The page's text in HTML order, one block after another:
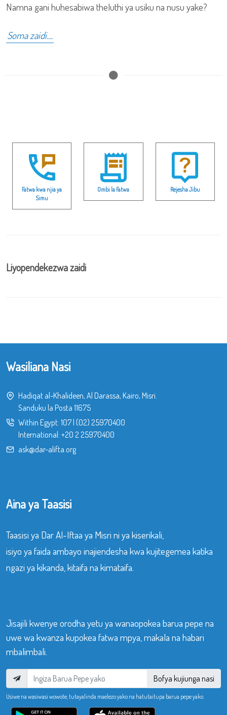
Namna gani huhesabiwa theluthi ya usiku na nusu yake?
Soma zaidi....
Fatwa kwa njia ya
Simu
Ombi la Fatwa Rejesha Jibu
Liyopendekezwa zaidi
Wasiliana Nasi
Hadiqat al-Khalideen, Al Darassa, Kairo, Misri.
Sanduku la Posta 11675
Within Egypt: 107| (02) 25970400
International: +20 2 25970400
ask@dar-alifta.org
Aina ya Taasisi
Taasisi ya Dar Al-Iftaa ya Misri ni ya kiserikali,
isiyo ya faida ambayo inajiendesha kwa kujitegemea katika
ngazi ya kikanda, kitaifa na kimataifa.
Jisajili kwenye orodha yetu ya wanaopokea barua pepe na
uwe wa kwanza kupokea fatwa mpya, makala na habari
mbalimbali.
Bofya kujiunga nasi
Usiwe na wasiwasi wowote, tutayalinda maelezo yako na hatutaitupa barua pepe yako.